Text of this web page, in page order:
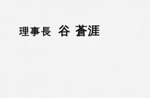
理事長 谷 蒼涯